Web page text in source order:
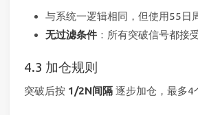
与系统一逻辑相同，但使用55日
无过滤条件：所有突破信号都接
4.3 加仓规则
突破后按 1/2N间隔 逐步加仓，最多4